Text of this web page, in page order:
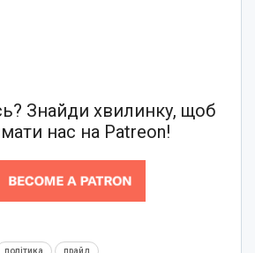
Знайди хвилинку, щоб
нас на Patreon!
політика прайд